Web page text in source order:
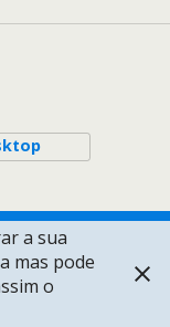
a sua
mas pode
o